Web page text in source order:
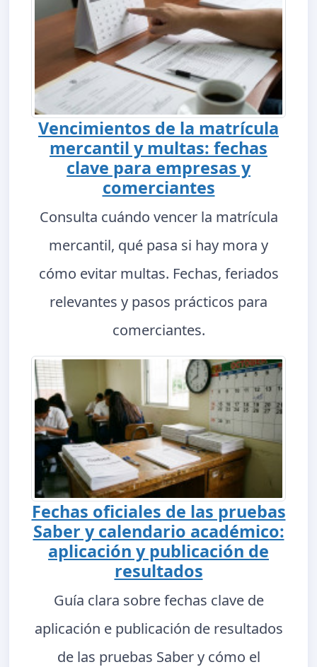
Vencimientos de la matrícula
mercantil y multas: fechas
clave para empresas y
comerciantes
Consulta cuándo vencer la matrícula
mercantil, qué pasa si hay mora y
cómo evitar multas. Fechas, feriados
relevantes y pasos prácticos para
comerciantes.
Fechas oficiales de las pruebas
Saber y calendario académico:
aplicación y publicación de
resultados
Guía clara sobre fechas clave de
aplicación e publicación de resultados
de las pruebas Saber y cómo el